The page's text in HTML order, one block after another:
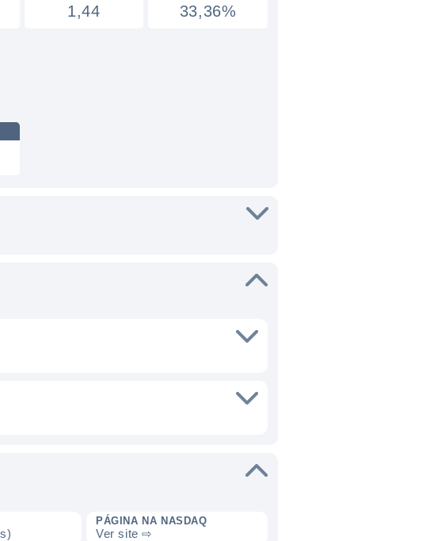
1,44 33,36%
PÁGINA NA NASDAQ
Ver site ⇨